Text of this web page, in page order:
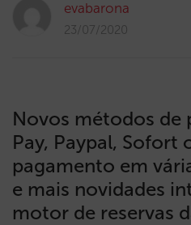
evabarona
23/07/2020
Novos métodos de
Pay, Paypal, Sofort
pagamento em
e mais novidades
motor de reservas